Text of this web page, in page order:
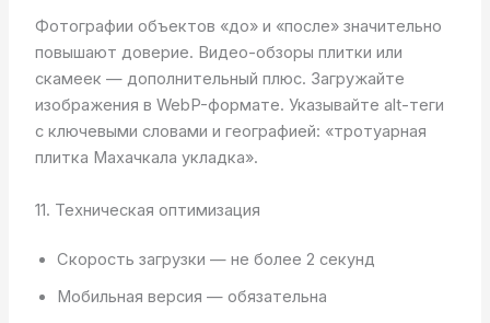
Фотографии объектов «до» и «после» значительно
повышают доверие. Видео-обзоры плитки или
скамеек — дополнительный плюс. Загружайте
изображения в WebP-формате. Указывайте alt-теги
с ключевыми словами и географией: «тротуарная
плитка Махачкала укладка».
11. Техническая оптимизация
Скорость загрузки — не более 2 секунд
Мобильная версия — обязательна